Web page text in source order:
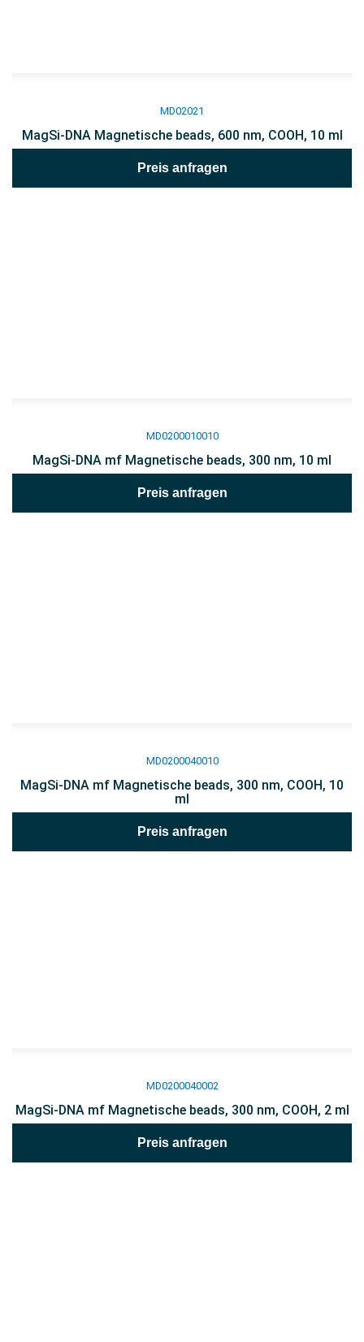
MD02021
MagSi-DNA Magnetische beads, 600 nm, COOH, 10 ml
Preis anfragen
MD0200010010
MagSi-DNA mf Magnetische beads, 300 nm, 10 ml
Preis anfragen
MD0200040010
MagSi-DNA mf Magnetische beads, 300 nm, COOH, 10
ml
Preis anfragen
MD0200040002
MagSi-DNA mf Magnetische beads, 300 nm, COOH, 2 ml
Preis anfragen